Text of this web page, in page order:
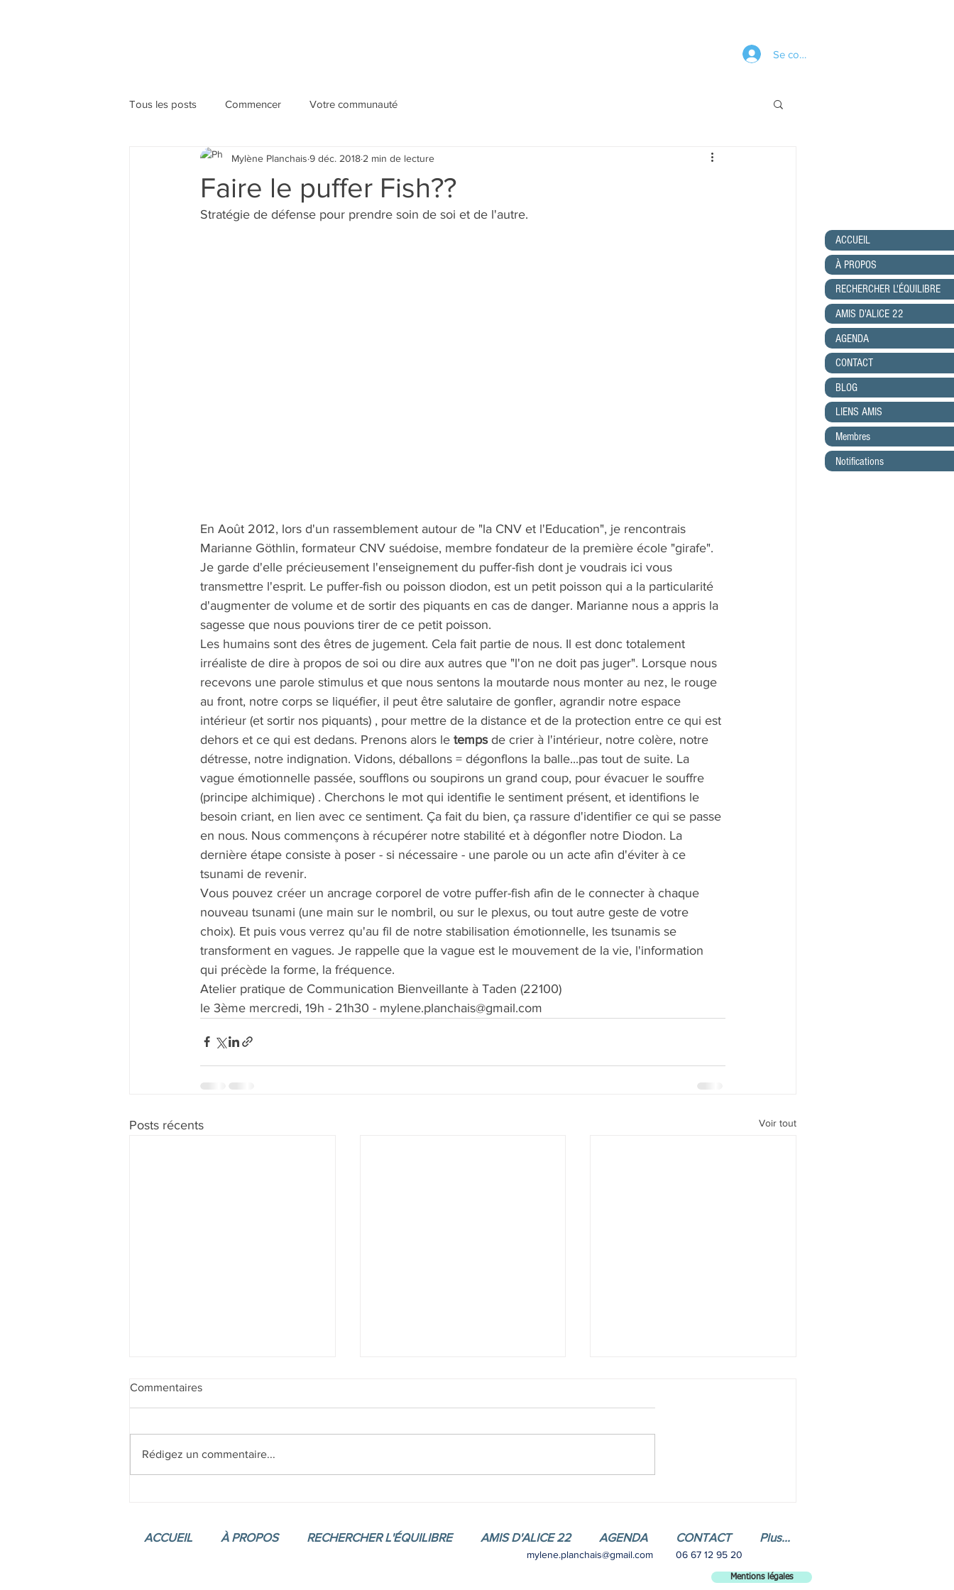
Se connecter
Tous les posts Commencer Votre communauté
Faire le puffer Fish??
Mylène Planchais 9 déc. 2018 2 min de lecture
Stratégie de défense pour prendre soin de soi et de l'autre.
En Août 2012, lors d'un rassemblement autour de "la CNV et l'Education", je rencontrais
Marianne Göthlin, formateur CNV suédoise, membre fondateur de la première école "girafe".
Je garde d'elle précieusement l'enseignement du puffer-fish dont je voudrais ici vous
transmettre l'esprit. Le puffer-fish ou poisson diodon, est un petit poisson qui a la particularité
d'augmenter de volume et de sortir des piquants en cas de danger. Marianne nous a appris la
sagesse que nous pouvions tirer de ce petit poisson.
Les humains sont des êtres de jugement. Cela fait partie de nous. Il est donc totalement
irréaliste de dire à propos de soi ou dire aux autres que "l'on ne doit pas juger". Lorsque nous
recevons une parole stimulus et que nous sentons la moutarde nous monter au nez, le rouge
au front, notre corps se liquéfier, il peut être salutaire de gonfler, agrandir notre espace
intérieur (et sortir nos piquants) , pour mettre de la distance et de la protection entre ce qui est
dehors et ce qui est dedans. Prenons alors le temps de crier à l'intérieur, notre colère, notre
détresse, notre indignation. Vidons, déballons = dégonflons la balle...pas tout de suite. La
vague émotionnelle passée, soufflons ou soupirons un grand coup, pour évacuer le souffre
(principe alchimique) . Cherchons le mot qui identifie le sentiment présent, et identifions le
besoin criant, en lien avec ce sentiment. Ça fait du bien, ça rassure d'identifier ce qui se passe
en nous. Nous commençons à récupérer notre stabilité et à dégonfler notre Diodon. La
dernière étape consiste à poser - si nécessaire - une parole ou un acte afin d'éviter à ce
tsunami de revenir.
Vous pouvez créer un ancrage corporel de votre puffer-fish afin de le connecter à chaque
nouveau tsunami (une main sur le nombril, ou sur le plexus, ou tout autre geste de votre
choix). Et puis vous verrez qu'au fil de notre stabilisation émotionnelle, les tsunamis se
transforment en vagues. Je rappelle que la vague est le mouvement de la vie, l'information
qui précède la forme, la fréquence.
Atelier pratique de Communication Bienveillante à Taden (22100)
le 3ème mercredi, 19h - 21h30 - mylene.planchais@gmail.com
Posts récents Voir tout
JE SUIS ce que JE SUIS
Film "Ces liens invisibles
Commentaires
Rédigez un commentaire...
ACCUEIL
À PROPOS
RECHERCHER L'ÉQUILIBRE
AMIS D'ALICE 22
AGENDA
CONTACT
BLOG
LIENS AMIS
Membres
Notifications
ACCUEIL À PROPOS RECHERCHER L'ÉQUILIBRE AMIS D'ALICE 22 AGENDA CONTACT Plus...
mylene.planchais@gmail.com 06 67 12 95 20
Mentions légales